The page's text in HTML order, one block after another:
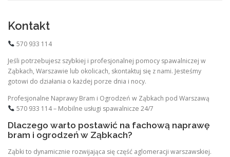
Kontakt
570 933 114
Jeśli potrzebujesz szybkiej i profesjonalnej pomocy spawalniczej w
Ząbkach, Warszawie lub okolicach, skontaktuj się z nami. Jesteśmy
gotowi do działania o każdej porze dnia i nocy.
Profesjonalne Naprawy Bram i Ogrodzeń w Ząbkach pod Warszawą
570 933 114 – Mobilne usługi spawalnicze 24/7
Dlaczego warto postawić na fachową naprawę
bram i ogrodzeń w Ząbkach?
Ząbki to dynamicznie rozwijająca się część aglomeracji warszawskiej.